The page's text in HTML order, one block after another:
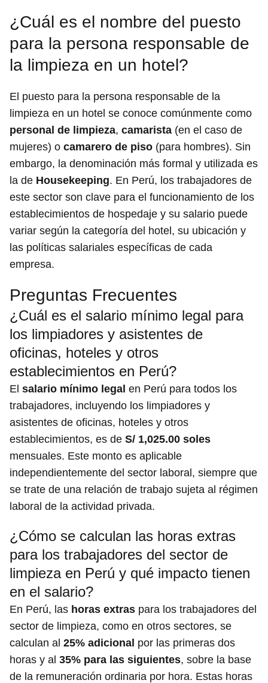
¿Cuál es el nombre del puesto
para la persona responsable de
la limpieza en un hotel?
El puesto para la persona responsable de la
limpieza en un hotel se conoce comúnmente como
personal de limpieza, camarista (en el caso de
mujeres) o camarero de piso (para hombres). Sin
embargo, la denominación más formal y utilizada es
la de Housekeeping. En Perú, los trabajadores de
este sector son clave para el funcionamiento de los
establecimientos de hospedaje y su salario puede
variar según la categoría del hotel, su ubicación y
las políticas salariales específicas de cada
empresa.
Preguntas Frecuentes
¿Cuál es el salario mínimo legal para
los limpiadores y asistentes de
oficinas, hoteles y otros
establecimientos en Perú?
El salario mínimo legal en Perú para todos los
trabajadores, incluyendo los limpiadores y
asistentes de oficinas, hoteles y otros
establecimientos, es de S/ 1,025.00 soles
mensuales. Este monto es aplicable
independientemente del sector laboral, siempre que
se trate de una relación de trabajo sujeta al régimen
laboral de la actividad privada.
¿Cómo se calculan las horas extras
para los trabajadores del sector de
limpieza en Perú y qué impacto tienen
en el salario?
En Perú, las horas extras para los trabajadores del
sector de limpieza, como en otros sectores, se
calculan al 25% adicional por las primeras dos
horas y al 35% para las siguientes, sobre la base
de la remuneración ordinaria por hora. Estas horas